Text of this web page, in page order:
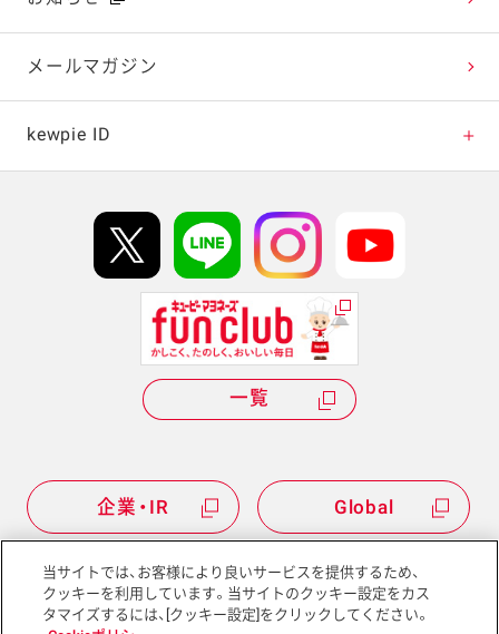
企業・IR Global
テレビ・ラジオ
キャンペーン・イベント
メールマガジン
kewpie ID
Hi! kewpieについて
Qummyについて
一覧
サイトマップ サイトポリシー
当サイトでは、お客様により良いサービスを提供するため、
クッキーを利用しています。当サイトのクッキー設定をカス
タマイズするには、[クッキー設定]をクリックしてください。